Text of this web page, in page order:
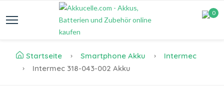
0
Startseite Smartphone Akku
Intermec
Intermec 318-043-002 Akku